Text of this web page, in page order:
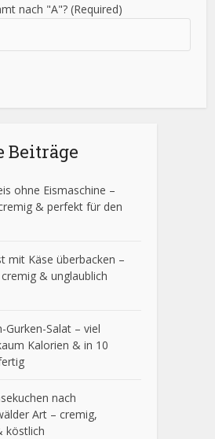
nach "A"? (Required)
Beiträge
ohne Eismaschine –
& perfekt für den
mit Käse überbacken –
& unglaublich
Gurken-Salat – viel
Kalorien & in 10
nach
Art – cremig,
köstlich